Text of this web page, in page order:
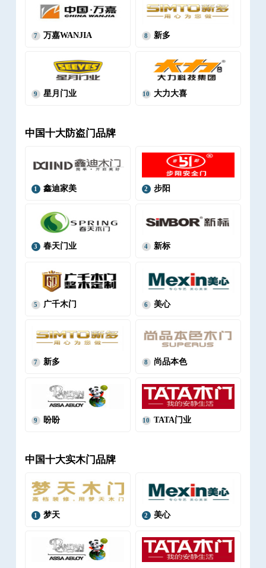
7 万嘉WANJIA 8 新多
9 星月门业 10 大力大喜
中国十大防盗门品牌
1 鑫迪家美 2 步阳
3 春天门业 4 新标
5 广千木门 6 美心
7 新多 8 尚品本色
9 盼盼 10 TATA门业
中国十大实木门品牌
1 梦天 2 美心